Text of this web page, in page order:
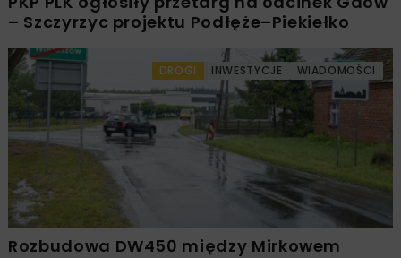
– Szczyrzyc projektu Podłęże–Piekiełko
DROGI INWESTYCJE WIADOMOŚCI
Rozbudowa DW450 między Mirkowem